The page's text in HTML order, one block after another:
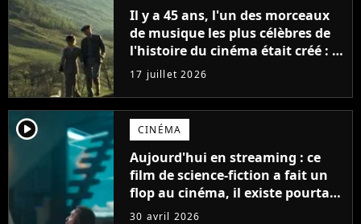
Il y a 45 ans, l'un des morceaux
de musique les plus célèbres de
l'histoire du cinéma était créé : la
mélodie est aujourd'hui plus
célèbre que le film pour lequel
elle a été composée
17 juillet 2026
player2 CINÉMA
Aujourd'hui en streaming : ce
film de science-fiction a fait un
flop au cinéma, il existe pourtant
2 versions différentes
30 avril 2026